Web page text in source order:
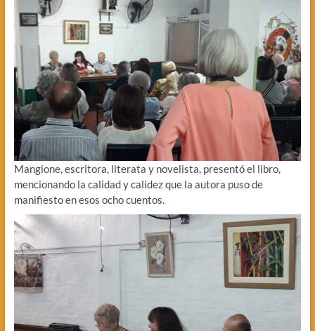
Mangione, escritora, literata y novelista, presentó el libro,
mencionando la calidad y calidez que la autora puso de
manifiesto en esos ocho cuentos.